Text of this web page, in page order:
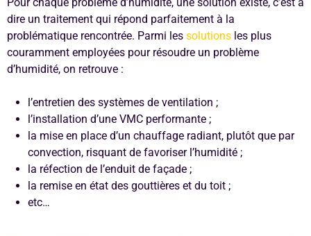
dire un traitement qui répond parfaitement à la
problématique rencontrée. Parmi les solutions les plus
couramment employées pour résoudre un problème
d’humidité, on retrouve :
l’entretien des systèmes de ventilation ;
l’installation d’une VMC performante ;
la mise en place d’un chauffage radiant, plutôt que par
convection, risquant de favoriser l’humidité ;
la réfection de l’enduit de façade ;
la remise en état des gouttières et du toit ;
etc…